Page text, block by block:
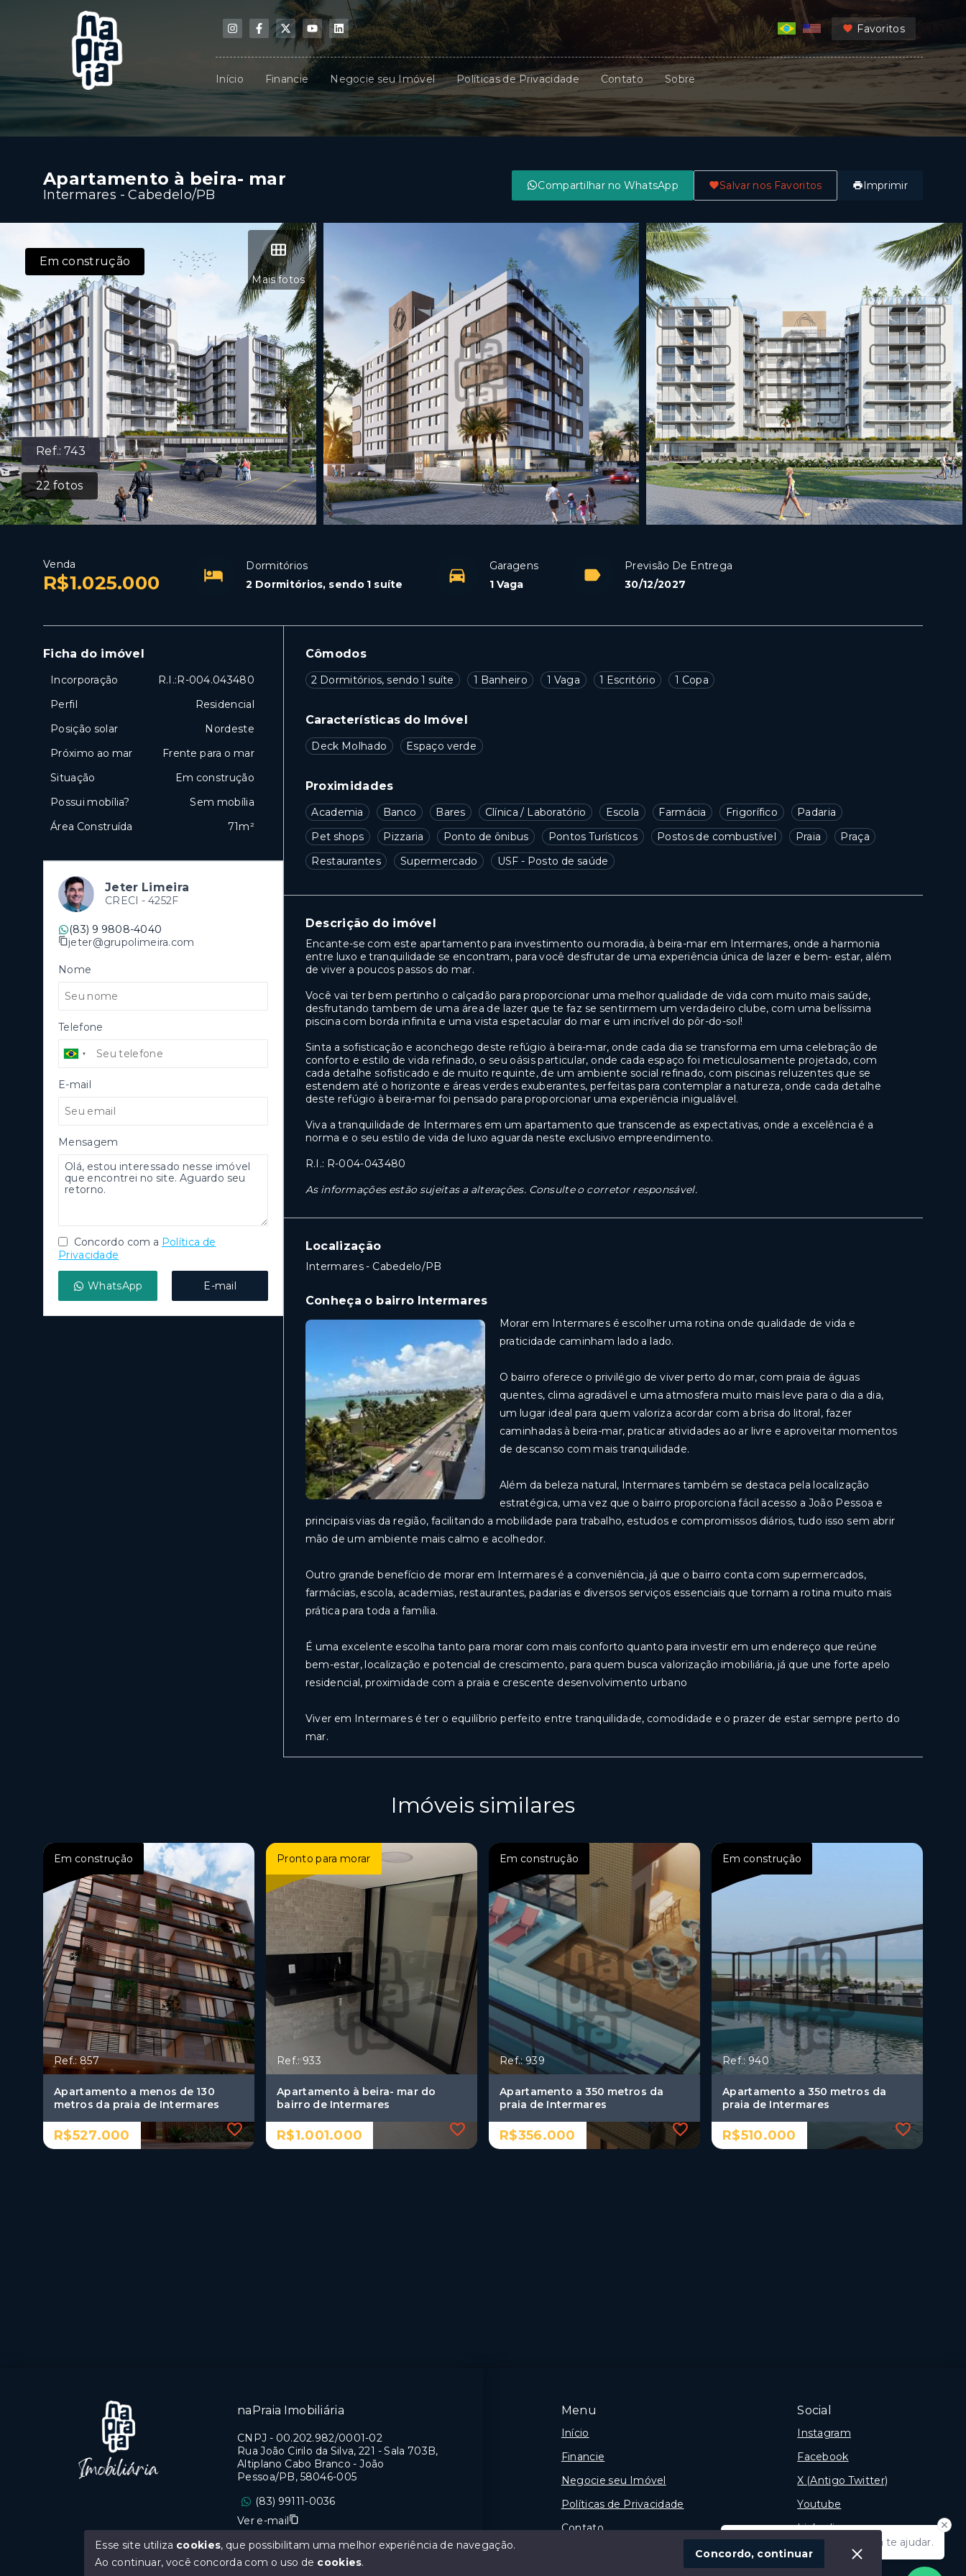
Favoritos
Início Financie Negocie seu Imóvel Políticas de Privacidade Contato Sobre
Apartamento à beira- mar
Intermares - Cabedelo/PB
Compartilhar no WhatsApp Salvar nos Favoritos Imprimir
Ref.:743
22 fotos
Mais fotos
Em construção
Venda
R$1.025.000
Dormitórios
2 Dormitórios, sendo 1 suíte
Garagens
1 Vaga
Previsão De Entrega
30/12/2027
Cômodos
2 Dormitórios, sendo 1 suíte 1 Banheiro 1 Vaga 1 Escritório 1 Copa
Características do Imóvel
Deck Molhado Espaço verde
Proximidades
Academia Banco Bares Clínica / Laboratório Escola Farmácia Frigorífico
Padaria
Pet shops
Pizzaria Ponto de ônibus Pontos Turísticos Postos de combustível Praia
Praça
Restaurantes
Supermercado USF - Posto de saúde
Descrição do imóvel
Encante-se com este apartamento para investimento ou moradia, à beira-mar em Intermares, onde a harmonia
entre luxo e tranquilidade se encontram, para você desfrutar de uma experiência única de lazer e bem- estar, além
de viver a poucos passos do mar.
Você vai ter bem pertinho o calçadão para proporcionar uma melhor qualidade de vida com muito mais saúde,
desfrutando tambem de uma área de lazer que te faz se sentirmem um verdadeiro clube, com uma belíssima
piscina com borda infinita e uma vista espetacular do mar e um incrível do pôr-do-sol!
Sinta a sofisticação e aconchego deste refúgio à beira-mar, onde cada dia se transforma em uma celebração de
conforto e estilo de vida refinado, o seu oásis particular, onde cada espaço foi meticulosamente projetado, com
cada detalhe sofisticado e de muito requinte, de um ambiente social refinado, com piscinas reluzentes que se
estendem até o horizonte e áreas verdes exuberantes, perfeitas para contemplar a natureza, onde cada detalhe
deste refúgio à beira-mar foi pensado para proporcionar uma experiência inigualável.
Viva a tranquilidade de Intermares em um apartamento que transcende as expectativas, onde a excelência é a
norma e o seu estilo de vida de luxo aguarda neste exclusivo empreendimento.
R.I.: R-004-043480
As informações estão sujeitas a alterações. Consulte o corretor responsável.
Localização
Intermares - Cabedelo/PB
Conheça o bairro Intermares
Morar em Intermares é escolher uma rotina onde qualidade de vida e
praticidade caminham lado a lado.
O bairro oferece o privilégio de viver perto do mar, com praia de águas
quentes, clima agradável e uma atmosfera muito mais leve para o dia a dia,
um lugar ideal para quem valoriza acordar com a brisa do litoral, fazer
caminhadas à beira-mar, praticar atividades ao ar livre e aproveitar momentos
de descanso com mais tranquilidade.
Além da beleza natural, Intermares também se destaca pela localização
estratégica, uma vez que o bairro proporciona fácil acesso a João Pessoa e
principais vias da região, facilitando a mobilidade para trabalho, estudos e compromissos diários, tudo isso sem abrir
mão de um ambiente mais calmo e acolhedor.
Outro grande benefício de morar em Intermares é a conveniência, já que o bairro conta com supermercados,
farmácias, escola, academias, restaurantes, padarias e diversos serviços essenciais que tornam a rotina muito mais
prática para toda a família.
É uma excelente escolha tanto para morar com mais conforto quanto para investir em um endereço que reúne
bem-estar, localização e potencial de crescimento, para quem busca valorização imobiliária, já que une forte apelo
residencial, proximidade com a praia e crescente desenvolvimento urbano
Viver em Intermares é ter o equilíbrio perfeito entre tranquilidade, comodidade e o prazer de estar sempre perto do
mar.
Ficha do imóvel
Incorporação
R.I.:R-004.043480
Perfil
Residencial
Posição solar
Nordeste
Próximo ao mar
Frente para o mar
Situação
Em construção
Possui mobília?
Sem mobília
Área Construída
71m²
Jeter Limeira
CRECI - 4252F
(83) 9 9808-4040
jeter@grupolimeira.com
Nome
Telefone
E-mail
Mensagem
Concordo com a Política de
Privacidade
WhatsApp E-mail
Imóveis similares
Em construção
Ref.: 857
Apartamento a menos de 130
metros da praia de Intermares
R$527.000
Pronto para morar
Ref.: 933
Apartamento à beira- mar do
bairro de Intermares
R$1.001.000
Em construção
Ref.: 939
Apartamento a 350 metros da
praia de Intermares
R$356.000
Em construção
Ref.: 940
Apartamento a 350 metros da
praia de Intermares
R$510.000
Olá! Estamos disponíveis para te ajudar.
Menu
Início
Financie
Negocie seu Imóvel
Políticas de Privacidade
Contato
Social
Instagram
Facebook
X (Antigo Twitter)
Youtube
Linkedin
naPraia Imobiliária
CNPJ - 00.202.982/0001-02
Rua João Cirilo da Silva, 221 - Sala 703B,
Altiplano Cabo Branco - João
Pessoa/PB, 58046-005
(83) 99111-0036
Ver e-mail
CRECI PB 0669J
Esse site utiliza cookies, que possibilitam uma melhor experiência de navegação.
Ao continuar, você concorda com o uso de cookies.
Concordo, continuar